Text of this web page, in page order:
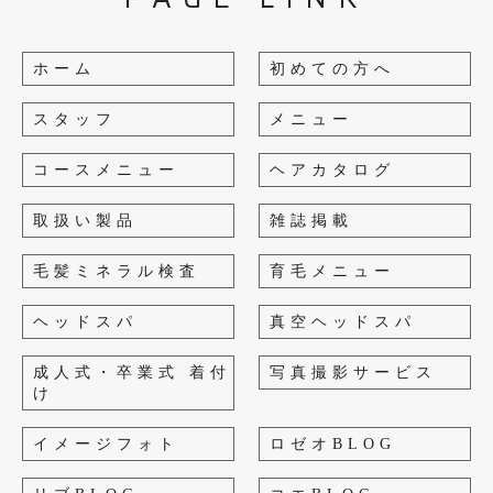
ホーム 初めての方へ
スタッフ メニュー
コースメニュー ヘアカタログ
取扱い製品 雑誌掲載
毛髪ミネラル検査 育毛メニュー
ヘッドスパ 真空ヘッドスパ
成人式・卒業式 着付
け
写真撮影サービス
イメージフォト ロゼオBLOG